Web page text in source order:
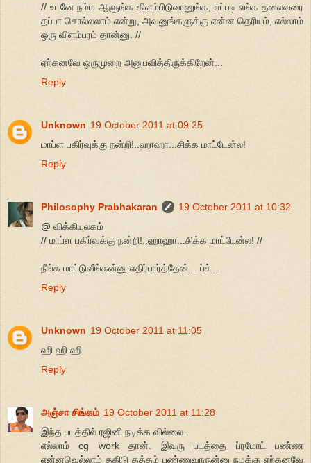
// உடனே நம்ம ஆளுங்க கிளம்பிடுவானுங்க, எப்படி எங்க தலைவரை
தப்பா சொல்லலாம் என்று, அவனுங்களுக்கு என்ன தெரியும், எல்லாம்
ஒரு விளம்பரம் தான்னு. //
ஏற்கனவே ஒருமுறை அனுபவித்திருக்கிறேன்...
Reply
Unknown 19 October 2011 at 09:25
மாப்ள பகிர்வுக்கு நன்றி!..ஹாஹா...சிக்க மாட்டேன்ல!
Reply
Philosophy Prabhakaran
19 October 2011 at 10:32
@ விக்கியுலகம்
// மாப்ள பகிர்வுக்கு நன்றி!..ஹாஹா...சிக்க மாட்டேன்ல! //
நீங்க மாட்டுவீங்கன்னு எதிர்பார்த்தேன்... ப்ச்...
Reply
Unknown 19 October 2011 at 11:05
ஹி ஹி ஹி
Reply
அஞ்சா சிங்கம் 19 October 2011 at 11:28
இந்த படத்தில் ரஜினி நடிக்க வில்லை .
எல்லாம் cg work தான். இவரு படத்தை ப்ரமோட் பண்ண
என்னவெல்லாம் தகிடு தத்தம் பண்ணுவாருன்னு நமக்கு ஏற்கனவே